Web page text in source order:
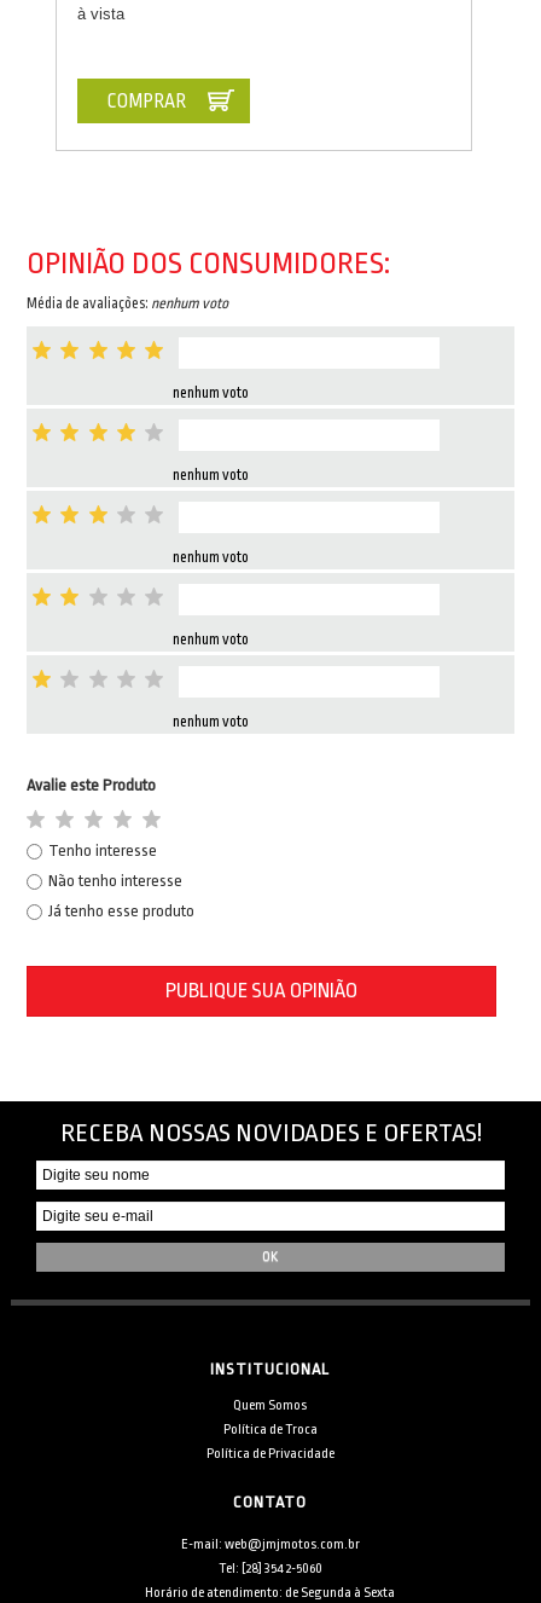
à vista
COMPRAR
OPINIÃO DOS CONSUMIDORES:
Média de avaliações: nenhum voto
nenhum voto
nenhum voto
nenhum voto
nenhum voto
nenhum voto
Avalie este Produto
Tenho interesse
Não tenho interesse
Já tenho esse produto
PUBLIQUE SUA OPINIÃO
RECEBA NOSSAS NOVIDADES E OFERTAS!
INSTITUCIONAL
Quem Somos
Política de Troca
Política de Privacidade
CONTATO
E-mail: web@jmjmotos.com.br
Tel: [28] 3542-5060
Horário de atendimento: de Segunda à Sexta